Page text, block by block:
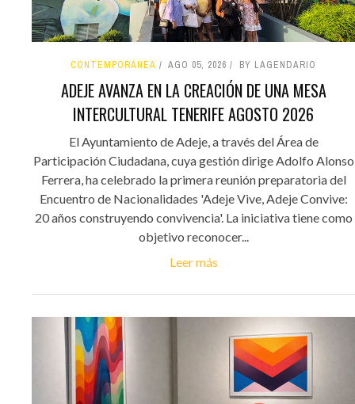
CONTEMPORÁNEA AGO 05, 2026 BY LAGENDARIO
ADEJE AVANZA EN LA CREACIÓN DE UNA MESA
INTERCULTURAL TENERIFE AGOSTO 2026
El Ayuntamiento de Adeje, a través del Área de
Participación Ciudadana, cuya gestión dirige Adolfo Alonso
Ferrera, ha celebrado la primera reunión preparatoria del
Encuentro de Nacionalidades 'Adeje Vive, Adeje Convive:
20 años construyendo convivencia'. La iniciativa tiene como
objetivo reconocer...
Leer más